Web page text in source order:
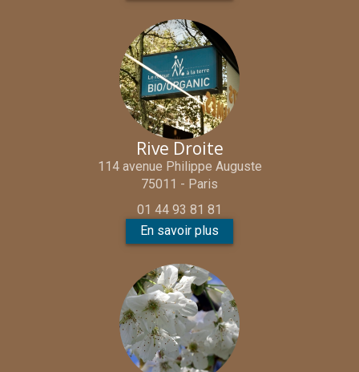
Rive Droite
114 avenue Philippe Auguste
75011 - Paris
01 44 93 81 81
En savoir plus